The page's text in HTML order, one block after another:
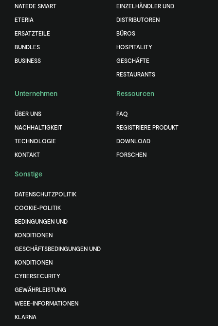
NATEDE SMART
ETERIA
ERSATZTEILE
BUNDLES
BUSINESS
EINZELHÄNDLER UND
DISTRIBUTOREN
BÜROS
HOSPITALITY
GESCHÄFTE
RESTAURANTS
Unternehmen
ÜBER UNS
NACHHALTIGKEIT
TECHNOLOGIE
KONTAKT
Ressourcen
FAQ
REGISTRIERE PRODUKT
DOWNLOAD
FORSCHEN
Sonstige
DATENSCHUTZPOLITIK
COOKIE-POLITIK
BEDINGUNGEN UND
KONDITIONEN
GESCHÄFTSBEDINGUNGEN UND
KONDITIONEN
CYBERSECURITY
GEWÄHRLEISTUNG
WEEE-INFORMATIONEN
KLARNA